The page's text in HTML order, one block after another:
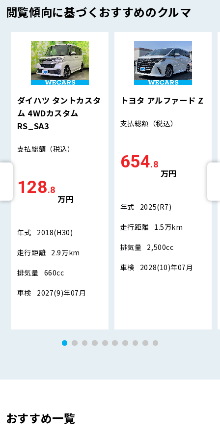
閲覧傾向に基づくおすすめのクルマ
ダイハツ タントカスタ
ム 4WDカスタム
RS_SA3
支払総額 （税込）
128.8
万円
年式 2018(H30)
走行距離 2.9万km
排気量 660cc
車検 2027(9)年07月
トヨタ アルファード Z
支払総額 （税込）
654.8
万円
年式 2025(R7)
走行距離 1.5万km
排気量 2,500cc
車検 2028(10)年07月
おすすめ一覧